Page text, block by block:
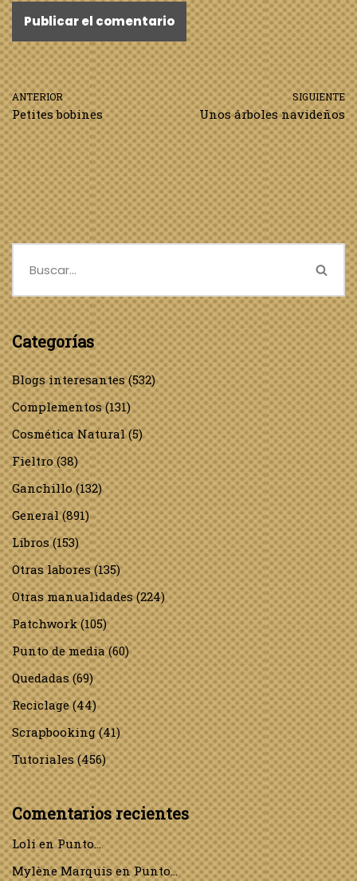
ANTERIOR
Petites bobines
SIGUIENTE
Unos árboles navideños
Categorías
Blogs interesantes(532)
Complementos(131)
Cosmética Natural(5)
Fieltro(38)
Ganchillo(132)
General(891)
Libros(153)
Otras labores(135)
Otras manualidades(224)
Patchwork(105)
Punto de media(60)
Quedadas(69)
Reciclage(44)
Scrapbooking(41)
Tutoriales(456)
Comentarios recientes
LolienPunto…
Mylène MarquisenPunto…